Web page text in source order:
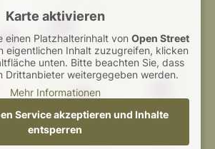
Karte aktivieren
einen Platzhalterinhalt von Open Street
eigentlichen Inhalt zuzugreifen, klicken
unten. Bitte beachten Sie, dass
Drittanbieter weitergegeben werden.
Mehr Informationen
Service akzeptieren und Inhalte
entsperren